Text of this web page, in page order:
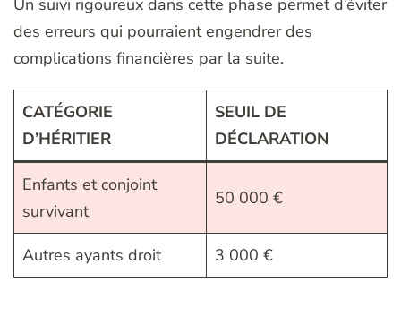
des erreurs qui pourraient engendrer des
complications financières par la suite.
CATÉGORIE
D’HÉRITIER
SEUIL DE
DÉCLARATION
Enfants et conjoint
survivant
50 000 €
Autres ayants droit 3 000 €